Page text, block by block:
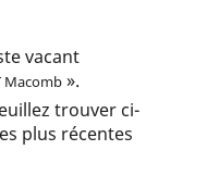
vacant
Macomb ».
trouver ci-
plus récentes